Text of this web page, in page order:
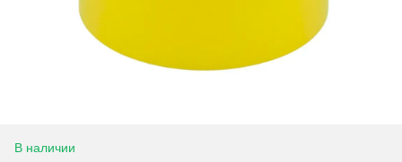
В наличии